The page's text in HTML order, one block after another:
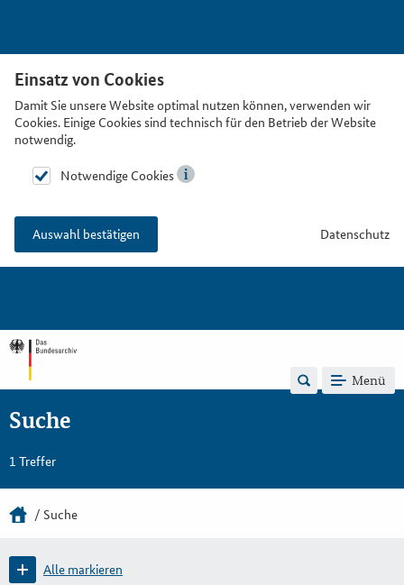
Einsatz von Cookies
Damit Sie unsere Website optimal nutzen können, verwenden wir
Cookies. Einige Cookies sind technisch für den Betrieb der Website
notwendig.
Notwendige Cookies
Auswahl bestätigen Datenschutz
Menü
Suche
1 Treffer
Suche
Alle markieren